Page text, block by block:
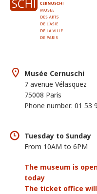
Musée Cernuschi
7 avenue Vélasquez
75008 Paris
Phone number: 01 53
Tuesday to Sunday
From 10AM to 6PM
The museum is
today
The ticket office